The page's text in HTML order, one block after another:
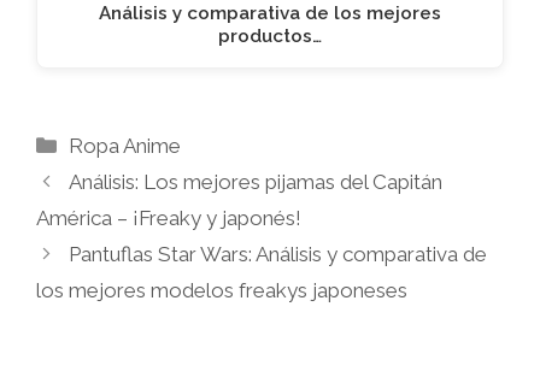
Análisis y comparativa de los mejores
productos…
Categorías
Ropa Anime
Análisis: Los mejores pijamas del Capitán
América – ¡Freaky y japonés!
Pantuflas Star Wars: Análisis y comparativa de
los mejores modelos freakys japoneses